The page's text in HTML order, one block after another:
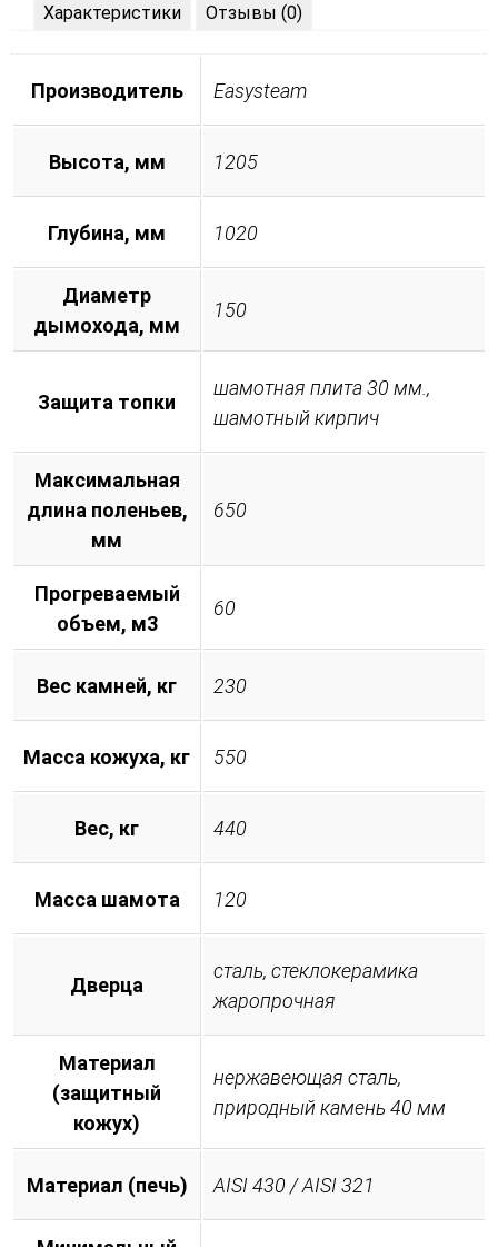
Характеристики Отзывы (0)
Производитель Easysteam
Высота, мм 1205
Глубина, мм 1020
Диаметр
дымохода, мм
150
Защита топки
шамотная плита 30 мм.,
шамотный кирпич
Максимальная
длина поленьев,
мм
650
Прогреваемый
объем, м3
60
Вес камней, кг 230
Масса кожуха, кг 550
Вес, кг 440
Масса шамота 120
Дверца
сталь, стеклокерамика
жаропрочная
Материал
(защитный
кожух)
нержавеющая сталь,
природный камень 40 мм
Материал (печь) AISI 430 / AISI 321